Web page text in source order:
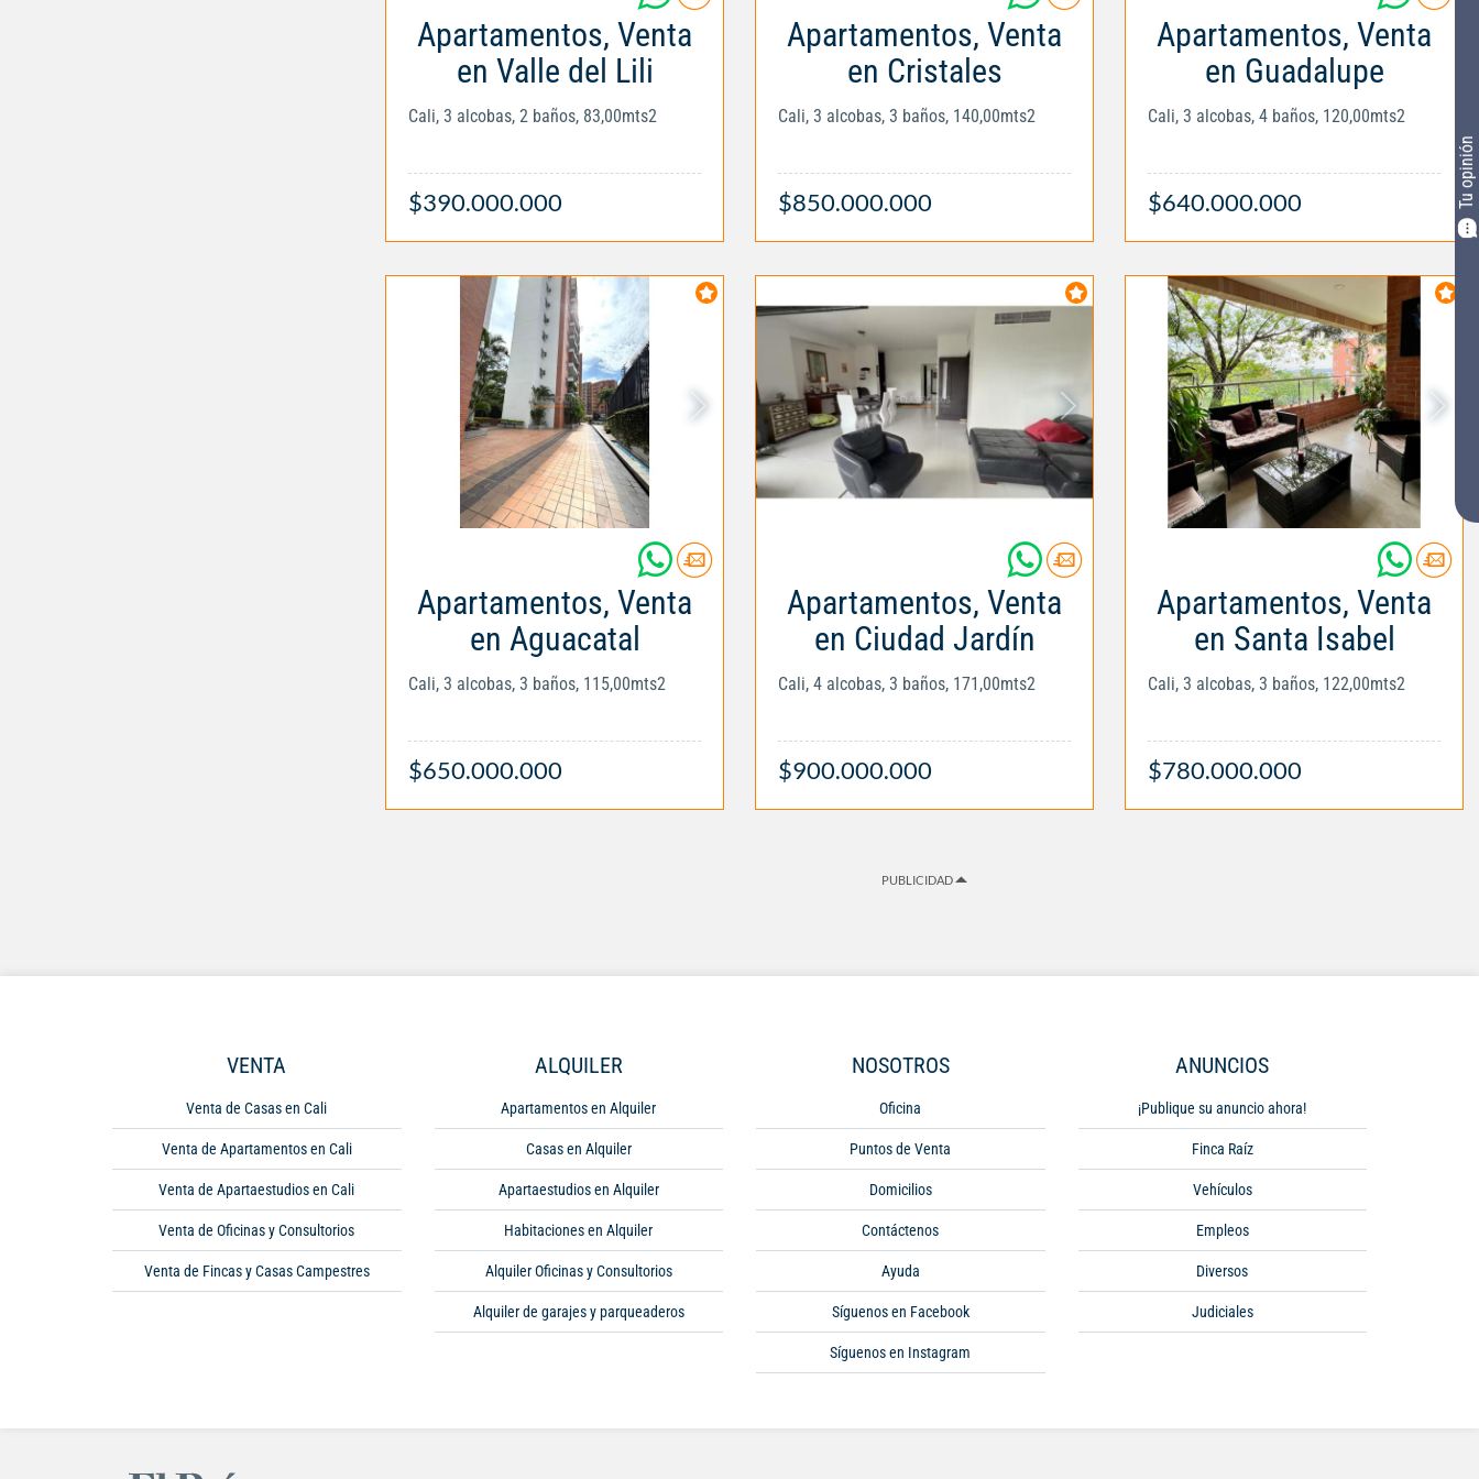
Tu opinión
Apartamentos, Venta
en Valle del Lili
Cali, 3 alcobas, 2 baños, 83,00mts2
$390.000.000
Apartamentos, Venta
en Cristales
Cali, 3 alcobas, 3 baños, 140,00mts2
$850.000.000
Apartamentos, Venta
en Guadalupe
Cali, 3 alcobas, 4 baños, 120,00mts2
$640.000.000
Apartamentos, Venta
en Aguacatal
Cali, 3 alcobas, 3 baños, 115,00mts2
$650.000.000
Apartamentos, Venta
en Ciudad Jardín
Cali, 4 alcobas, 3 baños, 171,00mts2
$900.000.000
Apartamentos, Venta
en Santa Isabel
Cali, 3 alcobas, 3 baños, 122,00mts2
$780.000.000
PUBLICIDAD
VENTA
Venta de Casas en Cali
Venta de Apartamentos en Cali
Venta de Apartaestudios en Cali
Venta de Oficinas y Consultorios
Venta de Fincas y Casas Campestres
ALQUILER
Apartamentos en Alquiler
Casas en Alquiler
Apartaestudios en Alquiler
Habitaciones en Alquiler
Alquiler Oficinas y Consultorios
Alquiler de garajes y parqueaderos
NOSOTROS
Oficina
Puntos de Venta
Domicilios
Contáctenos
Ayuda
Síguenos en Facebook
Síguenos en Instagram
ANUNCIOS
¡Publique su anuncio ahora!
Finca Raíz
Vehículos
Empleos
Diversos
Judiciales